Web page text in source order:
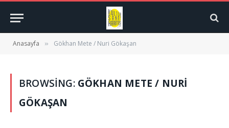
Anasayfa » Gökhan Mete / Nuri Gökaşan
BROWSING: GÖKHAN METE / NURI
GÖKAŞAN